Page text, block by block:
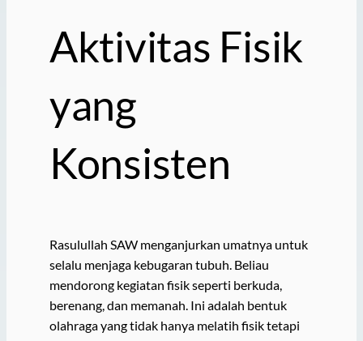
Aktivitas Fisik
yang
Konsisten
Rasulullah SAW menganjurkan umatnya untuk
selalu menjaga kebugaran tubuh. Beliau
mendorong kegiatan fisik seperti berkuda,
berenang, dan memanah. Ini adalah bentuk
olahraga yang tidak hanya melatih fisik tetapi